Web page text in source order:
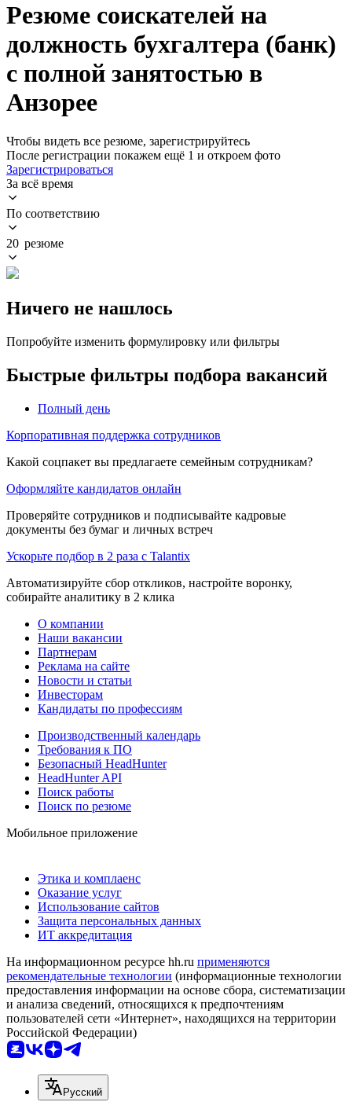
Резюме соискателей на
должность бухгалтера (банк)
с полной занятостью в
Анзорее
Чтобы видеть все резюме, зарегистрируйтесь
После регистрации покажем ещё 1 и откроем фото
Зарегистрироваться
За всё время
По соответствию
20 резюме
Ничего не нашлось
Попробуйте изменить формулировку или фильтры
Быстрые фильтры подбора вакансий
Полный день
Корпоративная поддержка сотрудников
Какой соцпакет вы предлагаете семейным сотрудникам?
Оформляйте кандидатов онлайн
Проверяйте сотрудников и подписывайте кадровые
документы без бумаг и личных встреч
Ускорьте подбор в 2 раза с Talantix
Автоматизируйте сбор откликов, настройте воронку,
собирайте аналитику в 2 клика
О компании
Наши вакансии
Партнерам
Реклама на сайте
Новости и статьи
Инвесторам
Кандидаты по профессиям
Производственный календарь
Требования к ПО
Безопасный HeadHunter
HeadHunter API
Поиск работы
Поиск по резюме
Мобильное приложение
Этика и комплаенс
Оказание услуг
Использование сайтов
Защита персональных данных
ИТ аккредитация
На информационном ресурсе hh.ru применяются
рекомендательные технологии (информационные технологии
предоставления информации на основе сбора, систематизации
и анализа сведений, относящихся к предпочтениям
пользователей сети «Интернет», находящихся на территории
Российской Федерации)
Русский